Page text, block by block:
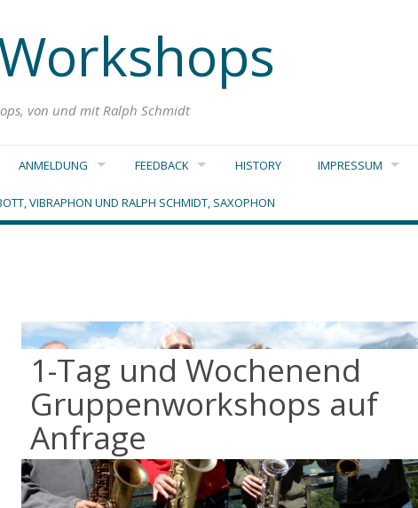
von und mit Ralph Schmidt
ANMELDUNG FEEDBACK HISTORY IMPRESSUM
VIBRAPHON UND RALPH SCHMIDT, SAXOPHON
1-Tag und Wochenend
Gruppenworkshops auf
Anfrage